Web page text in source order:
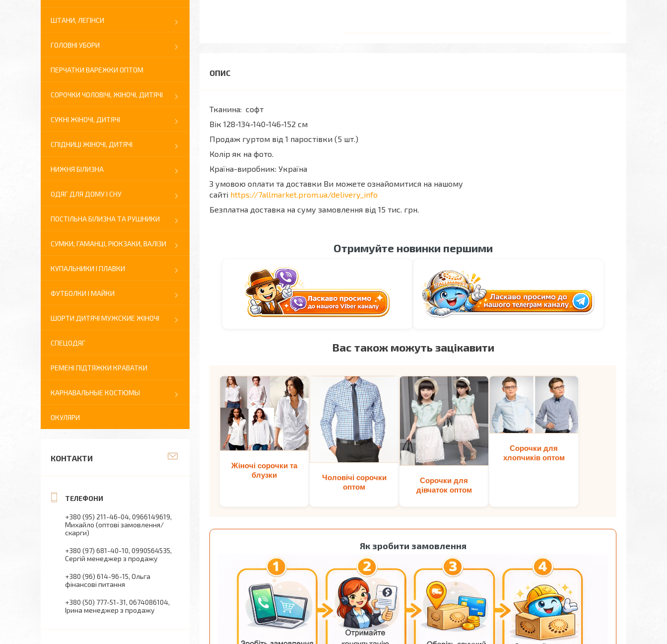
Тканина: софт
Вік 128-134-140-146-152 см
Продаж гуртом від 1 паростівки (5 шт.)
Колір як на фото.
Країна-виробник: Україна
З умовою оплати та доставки Ви можете ознайомитися на нашому
сайті https://7allmarket.prom.ua/delivery_info
Безплатна доставка на суму замовлення від 15 тис. грн.
Отримуйте новинки першими
Вас також можуть зацікавити
Жіночі сорочки та
блузки
Чоловічі сорочки
оптом
Сорочки для
дівчаток оптом
Сорочки для
хлопчиків оптом
Як зробити замовлення
ШТАНИ, ЛЕГІНСИ
ГОЛОВНІ УБОРИ
ПЕРЧАТКИ ВАРЕЖКИ ОПТОМ
СОРОЧКИ ЧОЛОВІЧІ, ЖІНОЧІ, ДИТЯЧІ
СУКНІ ЖІНОЧІ, ДИТЯЧІ
СПІДНИЦІ ЖІНОЧІ, ДИТЯЧІ
НИЖНЯ БІЛИЗНА
ОДЯГ ДЛЯ ДОМУ І СНУ
ПОСТІЛЬНА БІЛИЗНА ТА РУШНИКИ
СУМКИ, ГАМАНЦІ, РЮКЗАКИ, ВАЛІЗИ
КУПАЛЬНИКИ І ПЛАВКИ
ФУТБОЛКИ І МАЙКИ
ШОРТИ ДИТЯЧІ МУЖСКИЕ ЖІНОЧІ
СПЕЦОДЯГ
РЕМЕНІ ПІДТЯЖКИ КРАВАТКИ
КАРНАВАЛЬНЫЕ КОСТЮМЫ
ОКУЛЯРИ
КОНТАКТИ
+380 (95) 211-46-04 0966149619
Михайло (оптові замовлення/
скарги)
+380 (97) 681-40-10 0990564535
Сергій менеджер з продажу
+380 (96) 614-96-15 Ольга
фінансові питання
+380 (50) 777-51-31 0674086104
Ірина менеджер з продажу